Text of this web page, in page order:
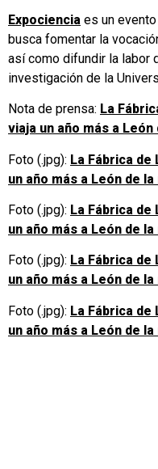
Expociencia es un
busca fomentar la
así como difundir la labor
investigación de la
Nota de prensa: La
viaja un año más a
Foto (.jpg): La Fábrica de
un año más a León de
Foto (.jpg): La Fábrica de
un año más a León de
Foto (.jpg): La Fábrica
un año más a León de
Foto (.jpg): La Fábrica de
un año más a León de